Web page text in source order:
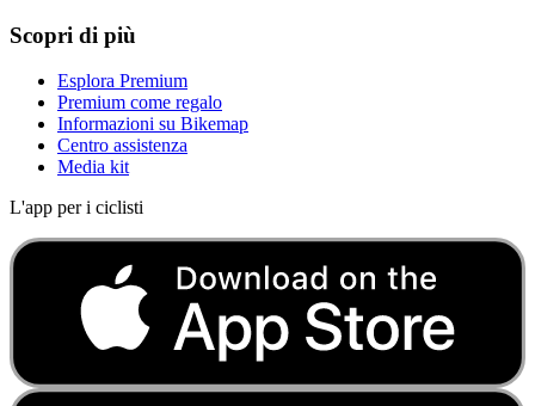
Scopri di più
Esplora Premium
Premium come regalo
Informazioni su Bikemap
Centro assistenza
Media kit
L'app per i ciclisti